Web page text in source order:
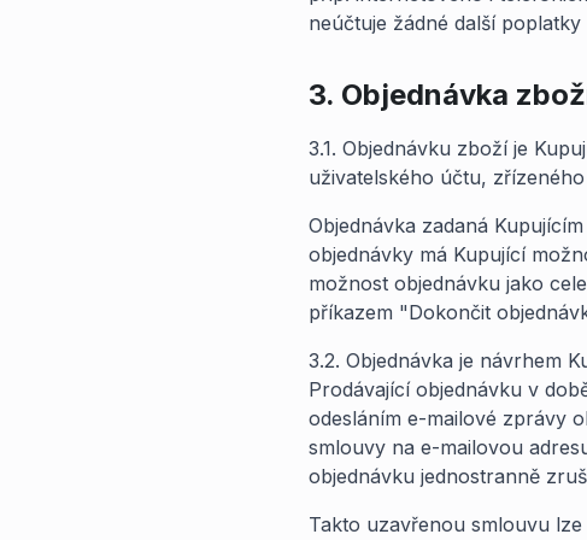
neúčtuje žádné další
3. Objednávka
3.1. Objednávku zboží je
uživatelského účtu,
Objednávka zadaná
objednávky má Kupující
možnost objednávku jako
příkazem "Dokončit
3.2. Objednávka je návrhem
Prodávající objednávku v
odesláním e-mailové zprávy
smlouvy na e-mailovou
objednávku jednostranně
Takto uzavřenou smlouvu